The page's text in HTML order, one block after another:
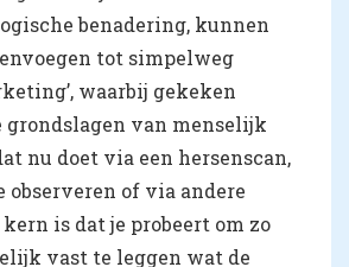
benadering, kunnen
tot simpelweg
waarbij gekeken
grondslagen van menselijk
nu doet via een hersenscan,
observeren of via andere
is dat je probeert om zo
vast te leggen wat de